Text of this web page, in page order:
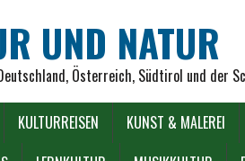
UND NATUR
Österreich, Südtirol und der
KULTURREISEN KUNST & MALEREI